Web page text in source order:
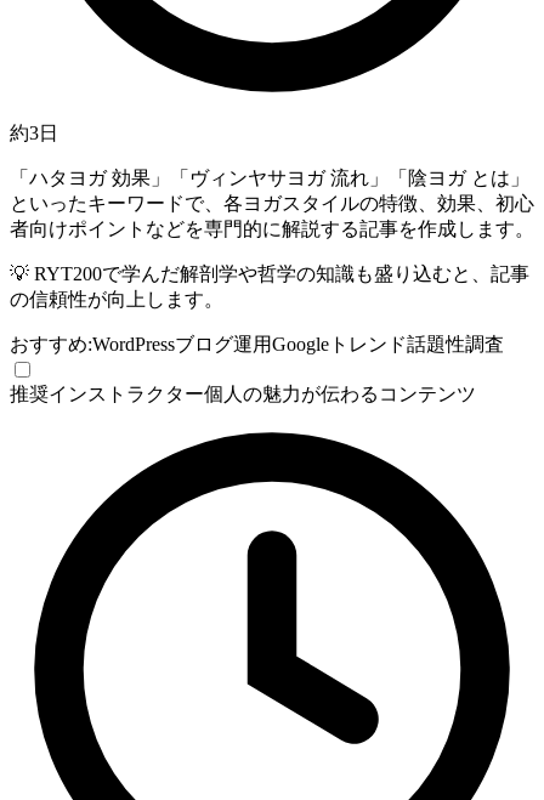
約3日
「ハタヨガ 効果」「ヴィンヤサヨガ 流れ」「陰ヨガ とは」
といったキーワードで、各ヨガスタイルの特徴、効果、初心
者向けポイントなどを専門的に解説する記事を作成します。
💡 RYT200で学んだ解剖学や哲学の知識も盛り込むと、記事
の信頼性が向上します。
おすすめ:WordPressブログ運用Googleトレンド話題性調査
推奨インストラクター個人の魅力が伝わるコンテンツ